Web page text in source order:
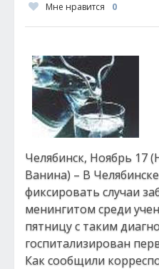
Мне нравится 0
Челябинск, Ноябрь 17
Ванина) – В
фиксировать случаи
менингитом среди
пятницу с таким
госпитализирован
Как сообщили